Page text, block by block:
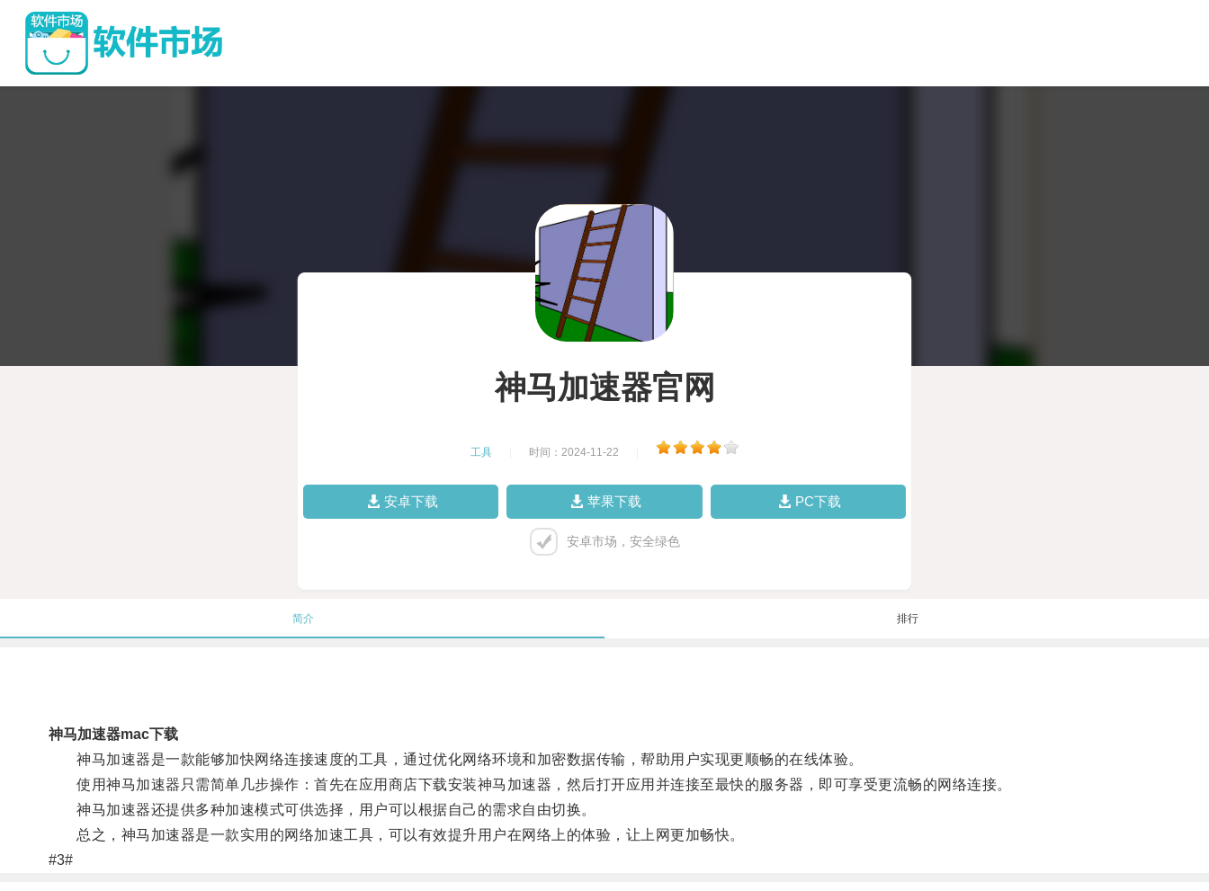
神马加速器官网
工具 时间：2024-11-22
安卓下载 苹果下载 PC下载
安卓市场，安全绿色
简介 排行
神马加速器mac下载
神马加速器是一款能够加快网络连接速度的工具，通过优化网络环境和加密数据传输，帮助用户实现更顺畅的在线体验。
使用神马加速器只需简单几步操作：首先在应用商店下载安装神马加速器，然后打开应用并连接至最快的服务器，即可享受更流畅的网络连接。
神马加速器还提供多种加速模式可供选择，用户可以根据自己的需求自由切换。
总之，神马加速器是一款实用的网络加速工具，可以有效提升用户在网络上的体验，让上网更加畅快。
#3#